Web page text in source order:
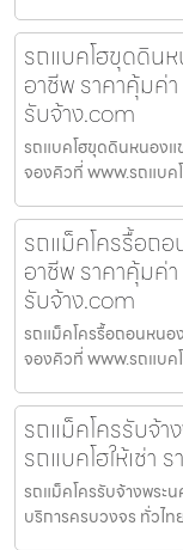
รถแบคโฮขุดดิน
อาชีพ ราคาคุ้มค่
รับจ้าง.com
รถแบคโฮขุดดินหนองแ
จองคิวที่ www.รถแบค
รถแม็คโครรื้อถ
อาชีพ ราคาคุ้มค่
รับจ้าง.com
รถแม็คโครรื้อถอนหนอ
จองคิวที่ www.รถแบค
รถแม็คโครรับจ้า
รถแบคโฮให้เช่า
รถแม็คโครรับจ้างพระ
บริการครบวงจร ทั่วไท